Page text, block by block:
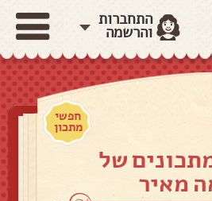
התחברות
והרשמה
חפשי
מתכון
של
מאיר